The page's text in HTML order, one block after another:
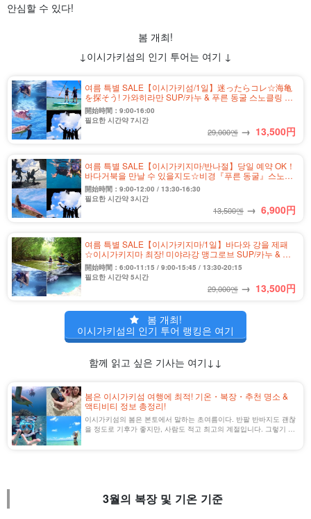
안심할 수 있다!
봄 개최!
↓이시가키섬의 인기 투어는 여기 ↓
여름 특별 SALE【이시가키섬/1일】迷ったらコレ☆海亀
を探そう! 가와히라만 SUP/카누 & 푸른 동굴 스노클링 투
어★＜사진 무료&송영 포함＞(No.349)
開始時間：9:00-16:00
필요한 시간약 7시간
29,000엔 → 13,500円
여름 특별 SALE【이시가키지마/반나절】당일 예약 OK！
바다거북을 만날 수 있을지도☆비경『푸른 동굴』스노클
링&동굴탐험투어★사진 무료&송영 포함(No.304)
開始時間：9:00-12:00 / 13:30-16:30
필요한 시간약 3시간
13,500엔 → 6,900円
여름 특별 SALE【이시가키지마/1일】바다와 강을 제패
☆이시가키지마 최장! 미야라강 맹그로브 SUP/카누 & 푸
른 동굴 스노클링 투어★＜사진 무료&송영 포함＞
(No.362)
開始時間：6:00-11:15 / 9:00-15:45 / 13:30-20:15
필요한 시간약 5시간
29,000엔 → 13,500円
봄 개최!
이시가키섬의 인기 투어 랭킹은 여기
함께 읽고 싶은 기사는 여기↓↓
봄은 이시가키섬 여행에 최적! 기온・복장・추천 명소 &
액티비티 정보 총정리!
이시가키섬의 봄은 본토에서 말하는 초여름이다. 반팔 반바지도 괜찮
을 정도로 기후가 좋지만, 사람도 적고 최고의 계절입니다. 그렇기 때
3월의 복장 및 기온 기준